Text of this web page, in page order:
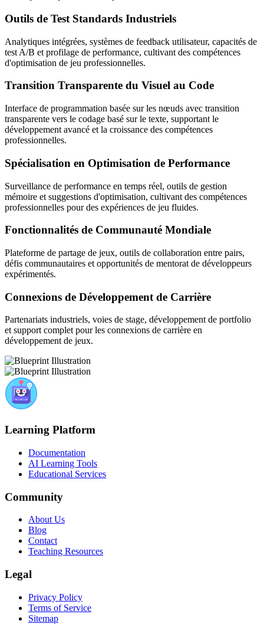
Outils de Test Standards Industriels
Analytiques intégrées, systèmes de feedback utilisateur, capacités de
test A/B et profilage de performance, cultivant des compétences
d'optimisation de jeu professionnelles.
Transition Transparente du Visuel au Code
Interface de programmation basée sur les nœuds avec transition
transparente vers le codage basé sur le texte, supportant le
développement avancé et la croissance des compétences
professionnelles.
Spécialisation en Optimisation de Performance
Surveillance de performance en temps réel, outils de gestion
mémoire et suggestions d'optimisation, cultivant des compétences
professionnelles pour des expériences de jeu fluides.
Fonctionnalités de Communauté Mondiale
Plateforme de partage de jeux, outils de collaboration entre pairs,
défis communautaires et opportunités de mentorat de développeurs
expérimentés.
Connexions de Développement de Carrière
Partenariats industriels, voies de stage, développement de portfolio
et support complet pour les connexions de carrière en
développement de jeux.
Learning Platform
Documentation
AI Learning Tools
Educational Services
Community
About Us
Blog
Contact
Teaching Resources
Legal
Privacy Policy
Terms of Service
Sitemap